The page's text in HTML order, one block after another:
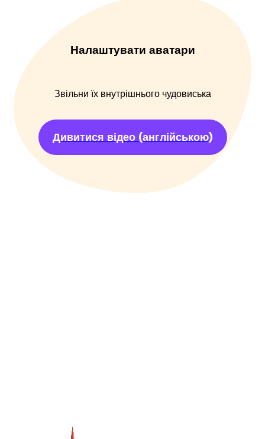
Налаштувати аватари
Звільни їх внутрішнього чудовиська
Дивитися відео (англійською)